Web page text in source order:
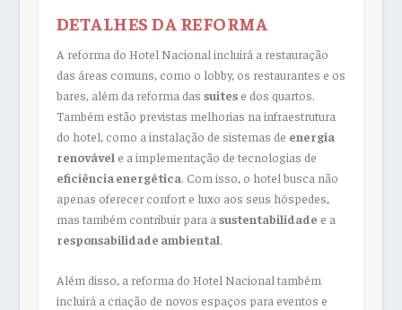
DETALHES DA REFORMA
A reforma do Hotel Nacional incluirá a restauração
das áreas comuns, como o lobby, os restaurantes e os
bares, além da reforma das suitese dos quartos.
Também estão previstas melhorias na infraestrutura
do hotel, como a instalação de sistemas de energia
renovável e a implementação de tecnologias de
eficiência energética. Com isso, o hotel busca não
apenas oferecer confort e luxo aos seus hóspedes,
mas também contribuir para a sustentabilidade e a
responsabilidade ambiental.
Além disso, a reforma do Hotel Nacional também
incluirá a criação de novos espaços para eventos e